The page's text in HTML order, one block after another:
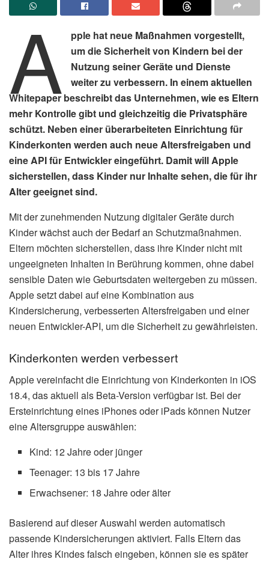
A
pple hat neue Maßnahmen vorgestellt,
um die Sicherheit von Kindern bei der
Nutzung seiner Geräte und Dienste
weiter zu verbessern. In einem aktuellen
Whitepaper beschreibt das Unternehmen, wie es Eltern
mehr Kontrolle gibt und gleichzeitig die Privatsphäre
schützt. Neben einer überarbeiteten Einrichtung für
Kinderkonten werden auch neue Altersfreigaben und
eine API für Entwickler eingeführt. Damit will Apple
sicherstellen, dass Kinder nur Inhalte sehen, die für ihr
Alter geeignet sind.
Mit der zunehmenden Nutzung digitaler Geräte durch
Kinder wächst auch der Bedarf an Schutzmaßnahmen.
Eltern möchten sicherstellen, dass ihre Kinder nicht mit
ungeeigneten Inhalten in Berührung kommen, ohne dabei
sensible Daten wie Geburtsdaten weitergeben zu müssen.
Apple setzt dabei auf eine Kombination aus
Kindersicherung, verbesserten Altersfreigaben und einer
neuen Entwickler-API, um die Sicherheit zu gewährleisten.
Kinderkonten werden verbessert
Apple vereinfacht die Einrichtung von Kinderkonten in iOS
18.4, das aktuell als Beta-Version verfügbar ist. Bei der
Ersteinrichtung eines iPhones oder iPads können Nutzer
eine Altersgruppe auswählen:
Kind: 12 Jahre oder jünger
Teenager: 13 bis 17 Jahre
Erwachsener: 18 Jahre oder älter
Basierend auf dieser Auswahl werden automatisch
passende Kindersicherungen aktiviert. Falls Eltern das
Alter ihres Kindes falsch eingeben, können sie es später